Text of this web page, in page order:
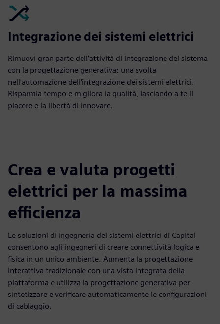
Integrazione dei sistemi elettrici
Rimuovi gran parte dell'attività di integrazione del sistema
con la progettazione generativa: una svolta
nell'automazione dell'integrazione dei sistemi elettrici.
Risparmia tempo e migliora la qualità, lasciando a te il
piacere e la libertà di innovare.
Crea e valuta progetti
elettrici per la massima
efficienza
Le soluzioni di ingegneria dei sistemi elettrici di Capital
consentono agli ingegneri di creare connettività logica e
fisica in un unico ambiente. Aumenta la progettazione
interattiva tradizionale con una vista integrata della
piattaforma e utilizza la progettazione generativa per
sintetizzare e verificare automaticamente le configurazioni
di cablaggio.